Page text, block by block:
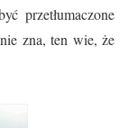
przetłumaczone
zna, ten wie, że